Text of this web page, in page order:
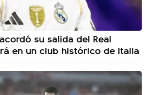
su salida del Real
en un club histórico de Italia